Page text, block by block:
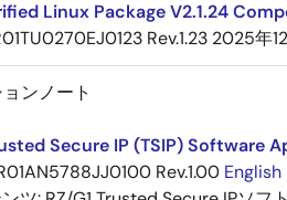
Linux Package V2.1.24
Rev.1.23 2025年
ンノート
Secure IP (TSIP) Software
Rev.1.00 English